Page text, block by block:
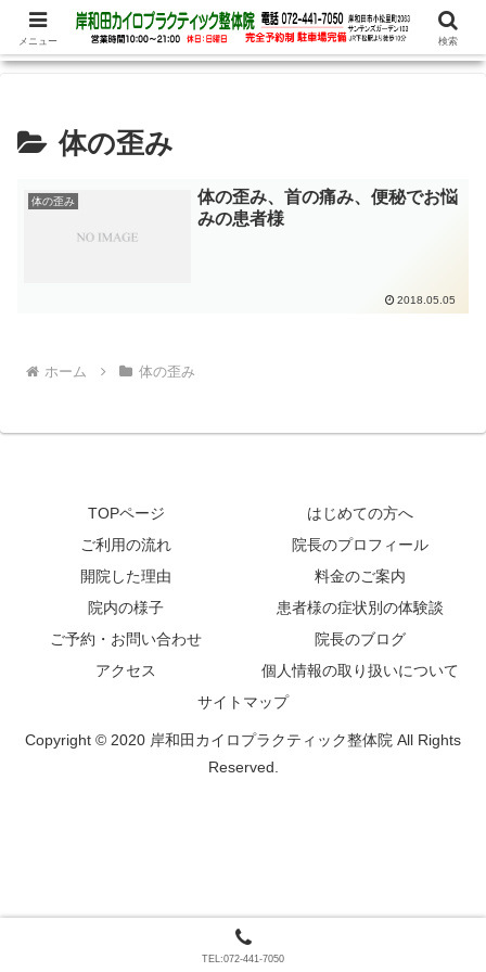
腰痛、めまい、頭痛の他、パニック障害、不安・恐怖症など心理的な症状もお
任せ下さい
体の歪み
体の歪み
体の歪み、首の痛み、便秘でお悩
みの患者様
2018.05.05
ホーム 体の歪み
TOPページ
はじめての方へ
ご利用の流れ
院長のプロフィール
開院した理由
料金のご案内
院内の様子
患者様の症状別の体験談
ご予約・お問い合わせ
院長のブログ
アクセス
個人情報の取り扱いについて
サイトマップ
Copyright © 2020 岸和田カイロプラクティック整体院 All Rights
Reserved.
メニュー 検索
TEL:072-441-7050